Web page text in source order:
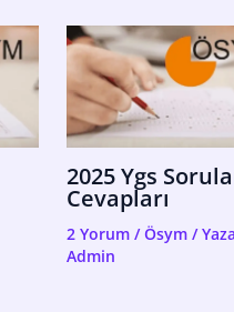
2025 Ygs
Cevapları
2 Yorum /Ösym /
Admin